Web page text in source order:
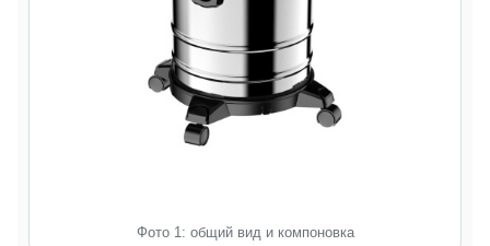
Фото 1: общий вид и компоновка